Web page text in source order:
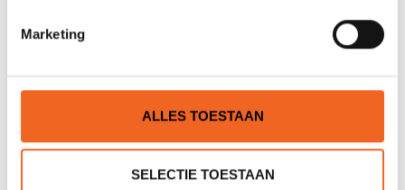
Marketing
ALLES TOESTAAN
SELECTIE TOESTAAN
Nog niet gewaardeerd
0 sterren op basis van 0 beoordelingen